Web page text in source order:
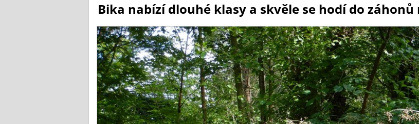
Bika nabízí dlouhé klasy a skvěle se hodí do